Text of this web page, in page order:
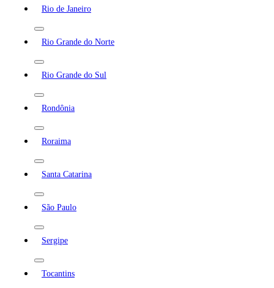
Rio de Janeiro
Rio Grande do Norte
Rio Grande do Sul
Rondônia
Roraima
Santa Catarina
São Paulo
Sergipe
Tocantins